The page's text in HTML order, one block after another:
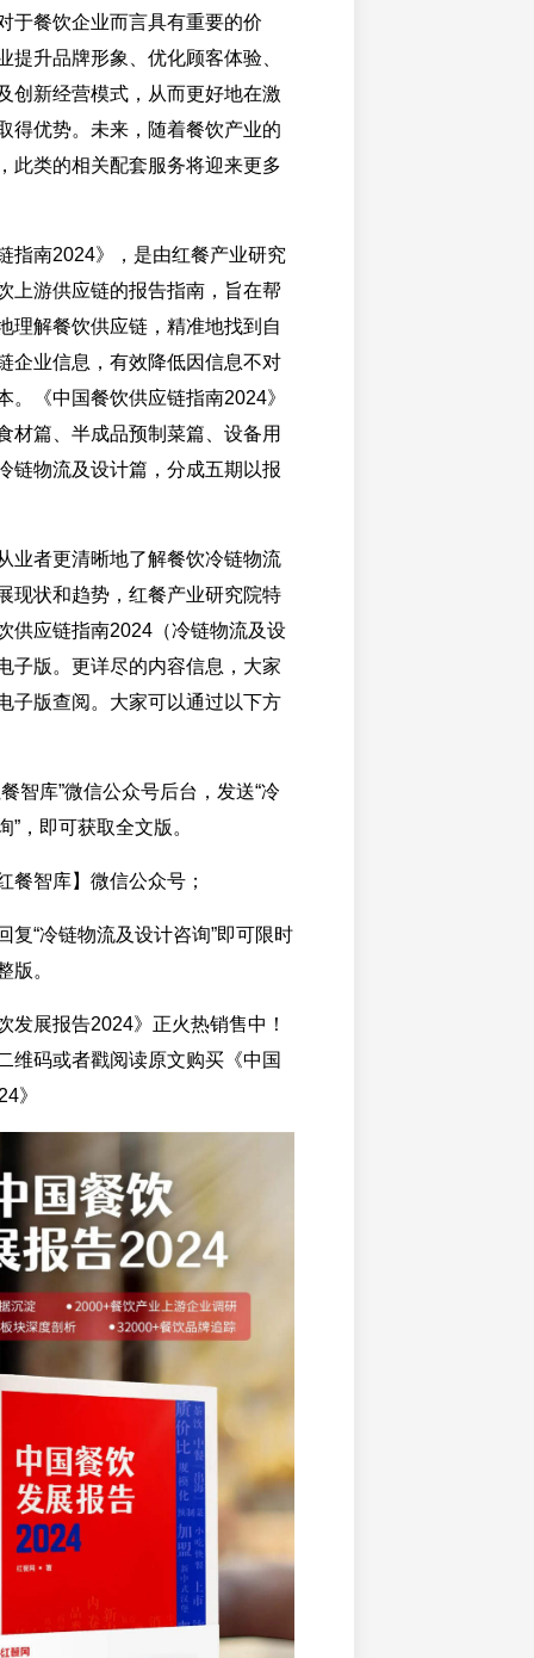
于餐饮企业而言具有重要的价
提升品牌形象、优化顾客体验、
创新经营模式，从而更好地在激
得优势。未来，随着餐饮产业的
此类的相关配套服务将迎来更多
指南2024》，是由红餐产业研究
上游供应链的报告指南，旨在帮
理解餐饮供应链，精准地找到自
企业信息，有效降低因信息不对
。《中国餐饮供应链指南2024》
材篇、半成品预制菜篇、设备用
链物流及设计篇，分成五期以报
业者更清晰地了解餐饮冷链物流
现状和趋势，红餐产业研究院特
供应链指南2024（冷链物流及设
子版。更详尽的内容信息，大家
子版查阅。大家可以通过以下方
智库”微信公众号后台，发送“冷
”，即可获取全文版。
餐智库】微信公众号；
复“冷链物流及设计咨询”即可限时
版。
发展报告2024》正火热销售中！
维码或者戳阅读原文购买《中国
》